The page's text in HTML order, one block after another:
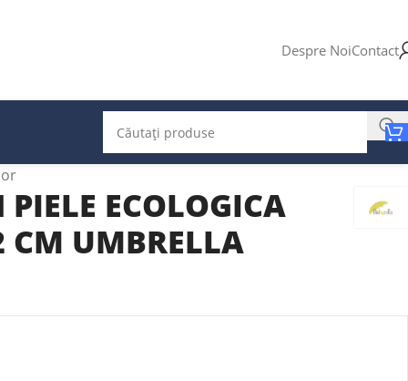
Despre NoiContact
ECOLOGICA
CM UMBRELLA